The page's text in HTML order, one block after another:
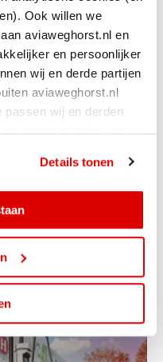
Ook willen we
aviaweghorst.nl en
en persoonlijker
wij en derde partijen
aviaweghorst.nl
wij en derden
communicatie aan
cookievoorkeuren altijd
Details tonen